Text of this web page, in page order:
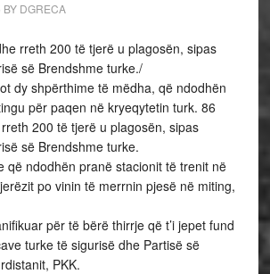
BY DGRECA
rreth 200 të tjerë u plagosën, sipas
së Brendshme turke./
dy shpërthime të mëdha, që ndodhën
për paqen në kryeqytetin turk. 86
200 të tjerë u plagosën, sipas
së Brendshme turke.
që ndodhën pranë stacionit të trenit në
po vinin të merrnin pjesë në miting,
për të bërë thirrje që t’i jepet fund
turke të sigurisë dhe Partisë së
PKK.